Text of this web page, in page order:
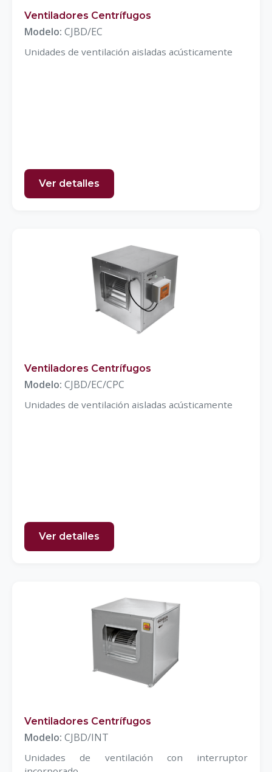
Ventiladores Centrífugos
Modelo: CJBD/EC
Unidades de ventilación aisladas acústicamente
Ver detalles
Ventiladores Centrífugos
Modelo: CJBD/EC/CPC
Unidades de ventilación aisladas acústicamente
Ver detalles
Ventiladores Centrífugos
Modelo: CJBD/INT
Unidades de ventilación con interruptor